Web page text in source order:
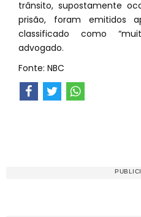
trânsito, supostamente
prisão, foram emitidos
classificado como
advogado.
Fonte: NBC